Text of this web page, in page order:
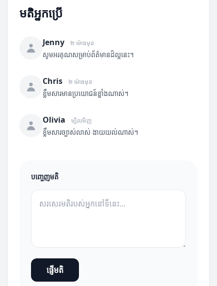
មតិអ្នកប្រើ
Jenny ២ ម៉ោងមុន
សូមអរគុណសម្រាប់ព័ត៌មានដ៏ល្អនេះ។
Chris ២ ម៉ោងមុន
ខ្លឹមសារមានប្រយោជន៍ខ្លាំងណាស់។
Olivia ម្សិលមិញ
ខ្លឹមសារច្បាស់លាស់ ងាយយល់ណាស់។
បញ្ចេញមតិ
ផ្ញើមតិ